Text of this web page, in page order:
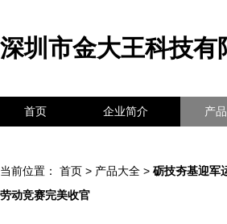
深圳市金大王科技有
首页 企业简介 产
当前位置： 首页 > 产品大全 > 砺技夯基迎军
劳动竞赛完美收官